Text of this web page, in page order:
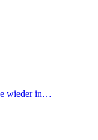
wieder in…